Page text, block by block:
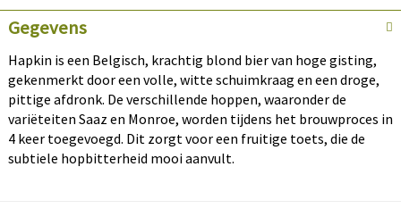
Gegevens
Hapkin is een Belgisch, krachtig blond bier van hoge gisting,
gekenmerkt door een volle, witte schuimkraag en een droge,
pittige afdronk. De verschillende hoppen, waaronder de
variëteiten Saaz en Monroe, worden tijdens het brouwproces in
4 keer toegevoegd. Dit zorgt voor een fruitige toets, die de
subtiele hopbitterheid mooi aanvult.